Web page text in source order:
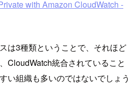
with Amazon CloudWatch -
は3種類ということで、それほど
CloudWatch統合されていること
い組織も多いのではないでしょう